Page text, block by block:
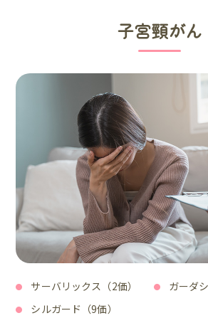
子宮頸がん
サーバリックス（2価）
ガーダ
シルガード（9価）